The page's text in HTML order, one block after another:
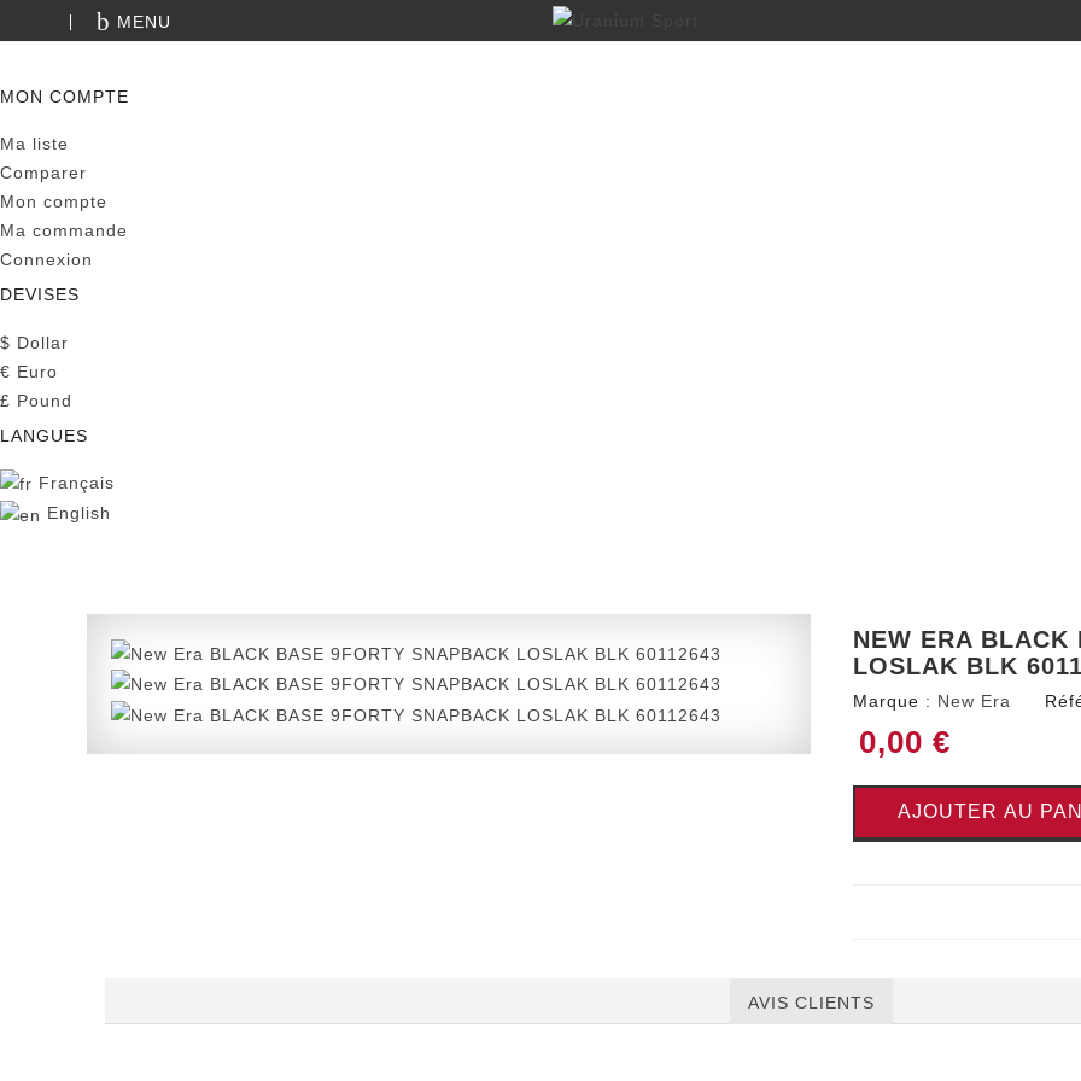
MENU
MON COMPTE
Ma liste
Comparer
Mon compte
Ma commande
Connexion
DEVISES
$ Dollar
€ Euro
£ Pound
LANGUES
Français
English
NEW ERA BLACK
LOSLAK BLK
Marque : New Era
0,00 €
AJOUTER AU
AVIS CLIENTS